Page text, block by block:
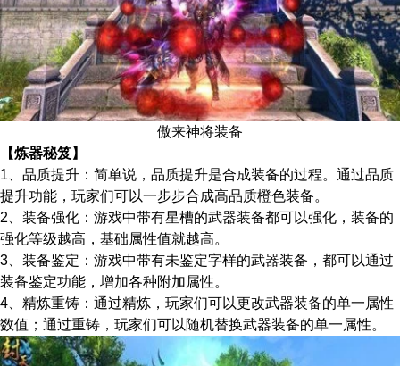
傲来神将装备
【炼器秘笈】
1、品质提升：简单说，品质提升是合成装备的过程。通过品质
提升功能，玩家们可以一步步合成高品质橙色装备。
2、装备强化：游戏中带有星槽的武器装备都可以强化，装备的
强化等级越高，基础属性值就越高。
3、装备鉴定：游戏中带有未鉴定字样的武器装备，都可以通过
装备鉴定功能，增加各种附加属性。
4、精炼重铸：通过精炼，玩家们可以更改武器装备的单一属性
数值；通过重铸，玩家们可以随机替换武器装备的单一属性。